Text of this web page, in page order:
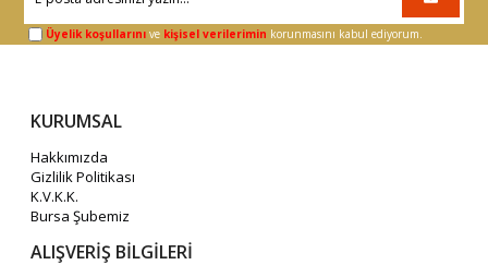
Üyelik koşullarını ve kişisel verilerimin korunmasını kabul ediyorum.
KURUMSAL
Hakkımızda
Gizlilik Politikası
K.V.K.K.
Bursa Şubemiz
ALIŞVERİŞ BİLGİLERİ